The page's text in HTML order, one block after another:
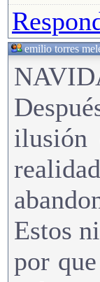
emilio torres
ilusión
Estos
por